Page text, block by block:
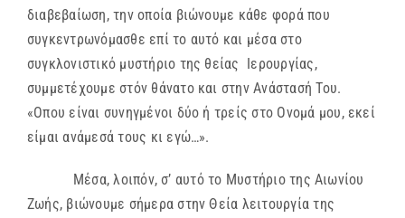
διαβεβαίωση, την οποία βιώνουμε κάθε φορά που
συγκεντρωνόμασθε επί το αυτό και μέσα στο
συγκλονιστικό μυστήριο της θείας Ιερουργίας,
συμμετέχουμε στόν θάνατο και στην Ανάστασή Του.
«Οπου είναι συνηγμένοι δύο ή τρείς στο Ονομά μου, εκεί
είμαι ανάμεσά τους κι εγώ…».
Μέσα, λοιπόν, σ’ αυτό το Μυστήριο της Αιωνίου
Ζωής, βιώνουμε σήμερα στην Θεία λειτουργία της